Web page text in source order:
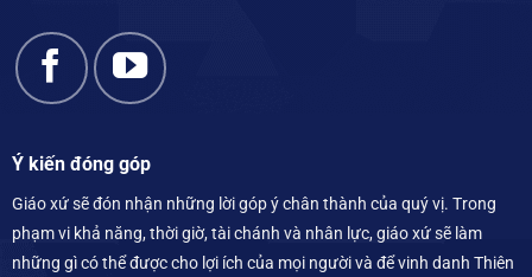
Ý kiến đóng góp
Giáo xứ sẽ đón nhận những lời góp ý chân thành của quý vị. Trong
phạm vi khả năng, thời giờ, tài chánh và nhân lực, giáo xứ sẽ làm
những gì có thể được cho lợi ích của mọi người và để vinh danh Thiên